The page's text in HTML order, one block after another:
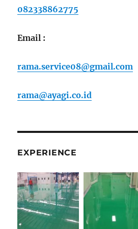
082338862775
Email :
rama.service08@gmail.com
rama@ayagi.co.id
EXPERIENCE